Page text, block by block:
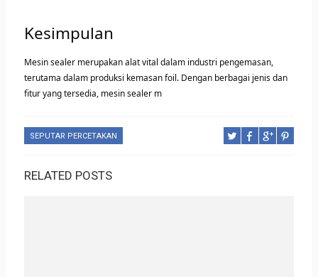
Kesimpulan
Mesin sealer merupakan alat vital dalam industri pengemasan,
terutama dalam produksi kemasan foil. Dengan berbagai jenis dan
fitur yang tersedia, mesin sealer m
SEPUTAR PERCETAKAN
RELATED POSTS